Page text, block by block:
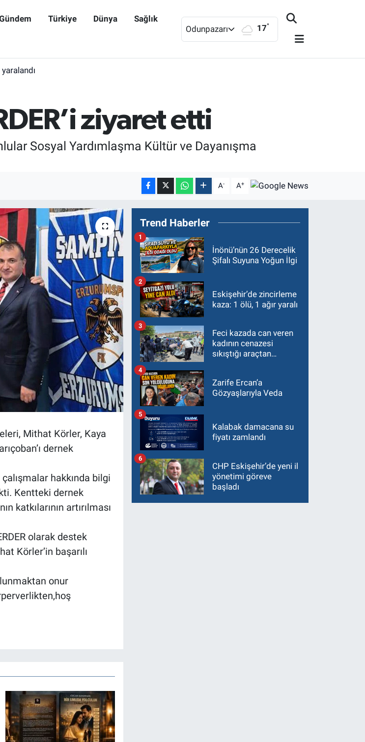
Türkiye Dünya Sağlık
Odunpazarı 17°
ziyaret etti
Sosyal Yardımlaşma Kültür ve Dayanışma
A- A+
Mithat Körler, Kaya
dernek
hakkında bilgi
Kentteki dernek
katkılarının artırılması
olarak destek
Körler’in başarılı
onur
Trend Haberler
İnönü’nün 26 Derecelik
Şifalı Suyuna Yoğun İlgi
1
Eskişehir’de zincirleme
kaza: 1 ölü, 1 ağır yaralı
2
Feci kazada can veren
kadının cenazesi
sıkıştığı araçtan
3
Zarife Ercan’a
Gözyaşlarıyla Veda
4
Kalabak damacana su
fiyatı zamlandı
5
CHP Eskişehir’de yeni il
yönetimi göreve
başladı
6